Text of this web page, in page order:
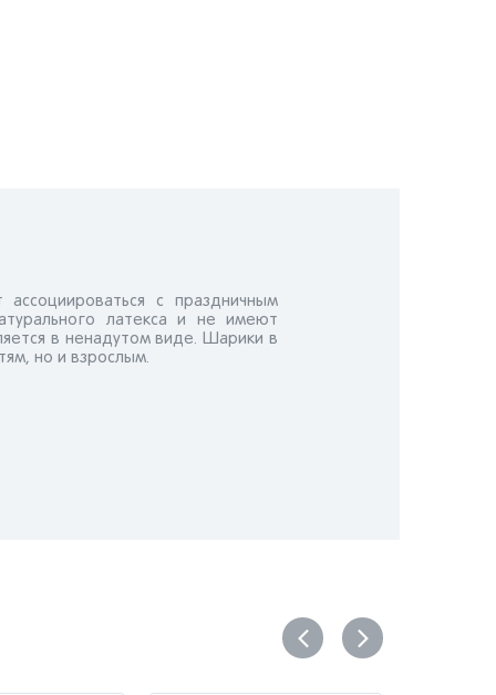
с праздничным
латекса и не имеют
в ненадутом виде. Шарики в
но и взрослым.